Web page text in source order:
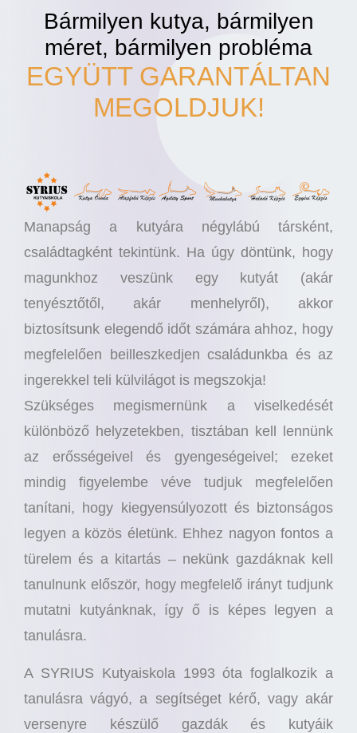
Bármilyen kutya, bármilyen
méret, bármilyen probléma
EGYÜTT GARANTÁLTAN
MEGOLDJUK!
Manapság a kutyára négylábú társként,
családtagként tekintünk. Ha úgy döntünk, hogy
magunkhoz veszünk egy kutyát (akár
tenyésztőtől, akár menhelyről), akkor
biztosítsunk elegendő időt számára ahhoz, hogy
megfelelően beilleszkedjen családunkba és az
ingerekkel teli külvilágot is megszokja!
Szükséges megismernünk a viselkedését
különböző helyzetekben, tisztában kell lennünk
az erősségeivel és gyengeségeivel; ezeket
mindig figyelembe véve tudjuk megfelelően
tanítani, hogy kiegyensúlyozott és biztonságos
legyen a közös életünk. Ehhez nagyon fontos a
türelem és a kitartás – nekünk gazdáknak kell
tanulnunk először, hogy megfelelő irányt tudjunk
mutatni kutyánknak, így ő is képes legyen a
tanulásra.
A SYRIUS Kutyaiskola 1993 óta foglalkozik a
tanulásra vágyó, a segítséget kérő, vagy akár
versenyre készülő gazdák és kutyáik